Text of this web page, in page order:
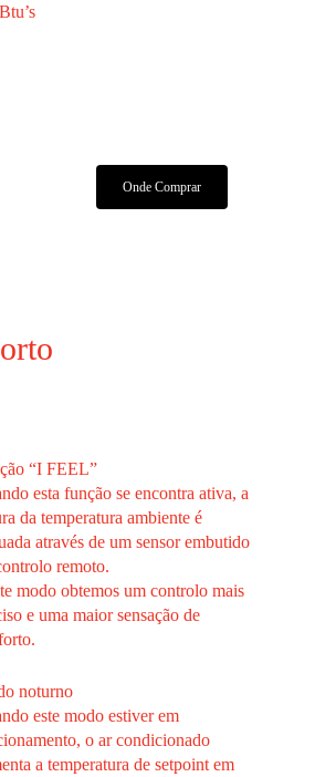
Onde Comprar
“I FEEL”
esta função se encontra ativa, a
da temperatura ambiente é
através de um sensor embutido
remoto.
modo obtemos um controlo mais
e uma maior sensação de
noturno
este modo estiver em
o ar condicionado
a temperatura de setpoint em